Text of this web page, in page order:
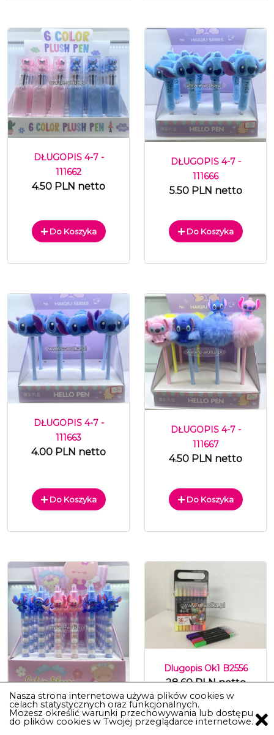
DŁUGOPIS 4-7 -
111662
4.50 PLN netto
Do Koszyka
DŁUGOPIS 4-7 -
111666
5.50 PLN netto
Do Koszyka
DŁUGOPIS 4-7 -
111663
4.00 PLN netto
Do Koszyka
DŁUGOPIS 4-7 -
111667
4.50 PLN netto
Do Koszyka
DŁUGOPIS 4-7 -
111672
Dlugopis Ok1 B2556
28.60 PLN netto
Nasza strona internetowa używa plików cookies w
celach statystycznych oraz funkcjonalnych.
Możesz określić warunki przechowywania lub dostępu
do plików cookies w Twojej przeglądarce internetowe.